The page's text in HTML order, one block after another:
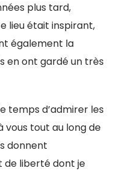
plus tard,
lieu était inspirant,
également la
en ont gardé un très
temps d’admirer les
vous tout au long de
donnent
liberté dont je